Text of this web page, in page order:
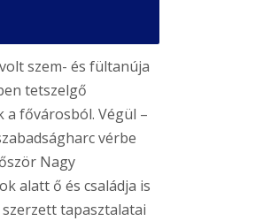
szem- és fültanúja
tetszelgő
a fővárosból. Végül –
vérbe
Nagy
alatt ő és családja is
tapasztalatai